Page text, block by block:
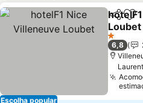
Escolha popular
Partilhar
Loubet
1 Estrelas
6,8